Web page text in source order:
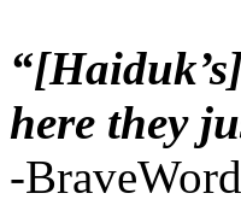
here they
-